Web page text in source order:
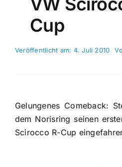
Cup
Veröffentlicht am: 4. Juli 2010
Gelungenes Comeback:
dem Norisring seinen
Scirocco R-Cup